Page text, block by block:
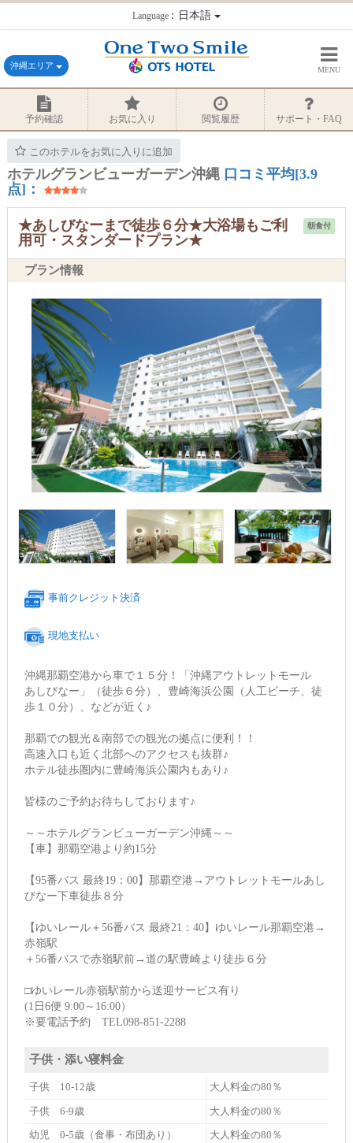
Language：日本語
沖縄エリア MENU
予約確認 お気に入り 閲覧履歴 サポート・FAQ
このホテルをお気に入りに追加
ホテルグランビューガーデン沖縄 口コミ平均[3.9
点]：
朝食付
★あしびなーまで徒歩６分★大浴場もご利
用可・スタンダードプラン★
プラン情報
事前クレジット決済
現地支払い
沖縄那覇空港から車で１５分！「沖縄アウトレットモール
あしびなー」（徒歩６分）、豊崎海浜公園（人工ビーチ、徒
歩１０分）、などが近く♪
那覇での観光＆南部での観光の拠点に便利！！
高速入口も近く北部へのアクセスも抜群♪
ホテル徒歩圏内に豊崎海浜公園内もあり♪
皆様のご予約お待ちしております♪
～～ホテルグランビューガーデン沖縄～～
【車】那覇空港より約15分
【95番バス 最終19：00】那覇空港→アウトレットモールあし
びなー下車徒歩８分
【ゆいレール＋56番バス 最終21：40】ゆいレール那覇空港→
赤嶺駅
＋56番バスで赤嶺駅前→道の駅豊崎より徒歩６分
□ゆいレール赤嶺駅前から送迎サービス有り
(1日6便 9:00～16:00）
※要電話予約 TEL098-851-2288
子供・添い寝料金
子供 10-12歳 大人料金の80％
子供 6-9歳 大人料金の80％
幼児 0-5歳（食事・布団あり） 大人料金の80％